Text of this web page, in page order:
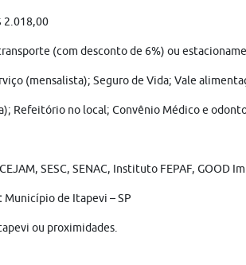
2.018,00
(com desconto de 6%) ou
(mensalista); Seguro de Vida; Vale
Refeitório no local; Convênio Médico e
SESC, SENAC, Instituto FEPAF, GOOD
Município de Itapevi –SP
ou proximidades.